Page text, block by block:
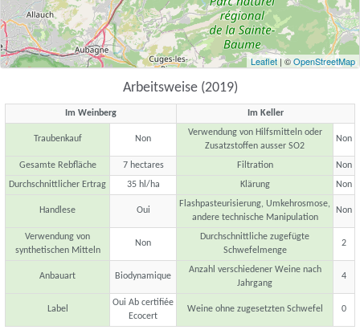
Leaflet | ©OpenStreetMap
Arbeitsweise (2019)
Im Weinberg Im Keller
Traubenkauf Non
Verwendung von Hilfsmitteln oder
Zusatzstoffen ausser SO2
Non
Gesamte Rebfläche 7 hectares Filtration
Non
Durchschnittlicher Ertrag
35 hl/ha Klärung Non
Handlese Oui
Flashpasteurisierung, Umkehrosmose,
andere technische Manipulation
Non
Verwendung von
synthetischen Mitteln
Non
Durchschnittliche zugefügte
Schwefelmenge
2
Anbauart Biodynamique
Anzahl verschiedener Weine nach
Jahrgang
4
Label
Oui Ab certifiée
Ecocert
Weine ohne zugesetzten Schwefel 0